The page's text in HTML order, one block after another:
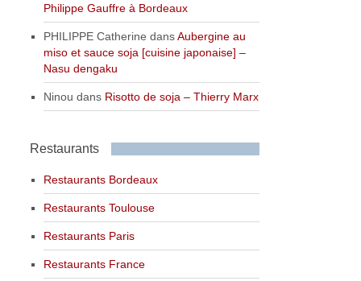
Philippe Gauffre à Bordeaux
PHILIPPE Catherine dansAubergine au
miso et sauce soja [cuisine japonaise] –
Nasu dengaku
Ninou dans Risotto de soja – Thierry Marx
Restaurants
Restaurants Bordeaux
Restaurants Toulouse
Restaurants Paris
Restaurants France